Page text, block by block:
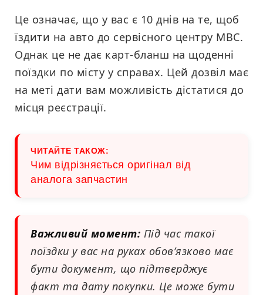
Це означає, що у вас є 10 днів на те, щоб
їздити на авто до сервісного центру МВС.
Однак це не дає карт-бланш на щоденні
поїздки по місту у справах. Цей дозвіл має
на меті дати вам можливість дістатися до
місця реєстрації.
ЧИТАЙТЕ ТАКОЖ:
Чим відрізняється оригінал від
аналога запчастин
Важливий момент: Під час такої
поїздки у вас на руках обов’язково має
бути документ, що підтверджує
факт та дату покупки. Це може бути